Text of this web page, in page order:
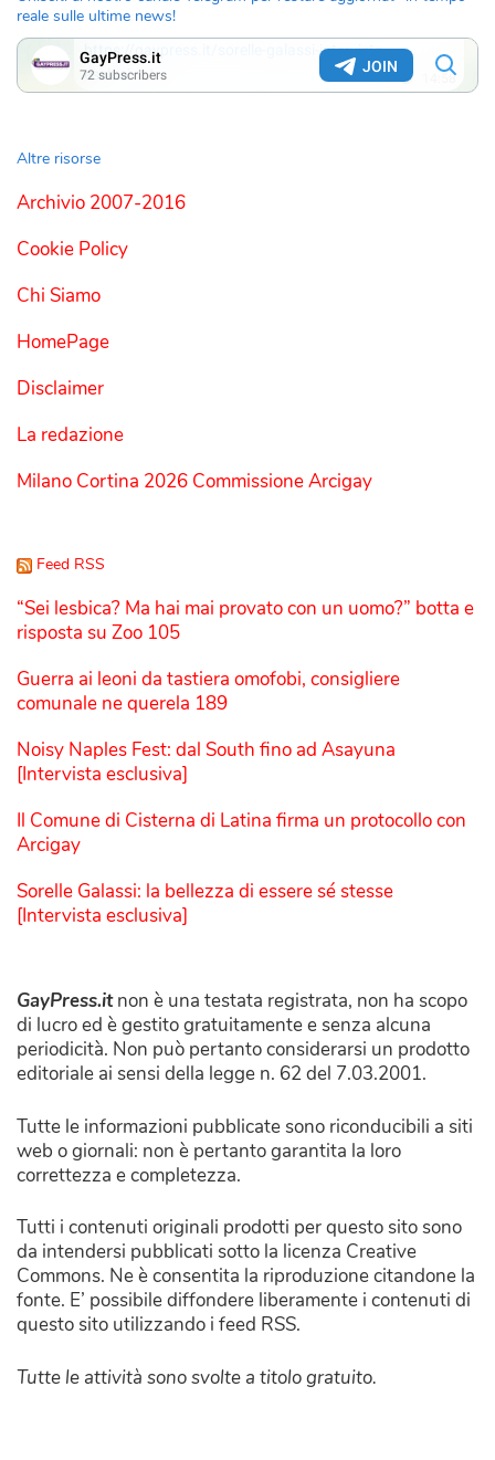
reale sulle ultime news!
Altre risorse
Archivio 2007-2016
Cookie Policy
Chi Siamo
HomePage
Disclaimer
La redazione
Milano Cortina 2026 Commissione Arcigay
Feed RSS
“Sei lesbica? Ma hai mai provato con un uomo?” botta e
risposta su Zoo 105
Guerra ai leoni da tastiera omofobi, consigliere
comunale ne querela 189
Noisy Naples Fest: dal South fino ad Asayuna
[Intervista esclusiva]
Il Comune di Cisterna di Latina firma un protocollo con
Arcigay
Sorelle Galassi: la bellezza di essere sé stesse
[Intervista esclusiva]
GayPress.itnon è una testata registrata, non ha scopo
di lucro ed è gestito gratuitamente e senza alcuna
periodicità. Non può pertanto considerarsi un prodotto
editoriale ai sensi della legge n. 62 del 7.03.2001.
Tutte le informazioni pubblicate sono riconducibili a siti
web o giornali: non è pertanto garantita la loro
correttezza e completezza.
Tutti i contenuti originali prodotti per questo sito sono
da intendersi pubblicati sotto la licenza Creative
Commons. Ne è consentita la riproduzione citandone la
fonte. E’ possibile diffondere liberamente i contenuti di
questo sito utilizzando i feed RSS.
Tutte le attività sono svolte a titolo gratuito.